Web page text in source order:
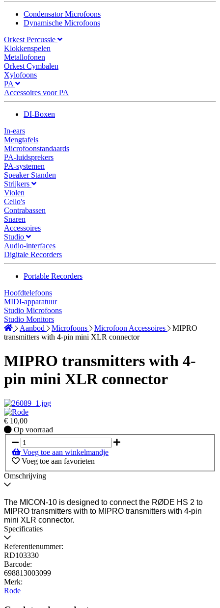
Condensator Microfoons
Dynamische Microfoons
Orkest Percussie
Klokkenspelen
Metallofonen
Orkest Cymbalen
Xylofoons
PA
Accessoires voor PA
DI-Boxen
In-ears
Mengtafels
Microfoonstandaards
PA-luidsprekers
PA-systemen
Speaker Standen
Strijkers
Violen
Cello's
Contrabassen
Snaren
Accessoires
Studio
Audio-interfaces
Digitale Recorders
Portable Recorders
Hoofdtelefoons
MIDI-apparatuur
Studio Microfoons
Studio Monitors
Aanbod
Microfoons Microfoon Accessoires
MIPRO
transmitters with 4-pin mini XLR connector
MIPRO transmitters with 4-
pin mini XLR connector
€ 10,00
Op
voorraad
Op voorraad
Voeg toe aan winkelmandje
Voeg toe aan favorieten
Omschrijving
The MICON-10 is designed to connect the RØDE HS 2 to
MIPRO transmitters with to MIPRO transmitters with 4-pin
mini XLR connector.
Specificaties
Referentienummer:
RD103330
Barcode:
698813003099
Merk:
Rode